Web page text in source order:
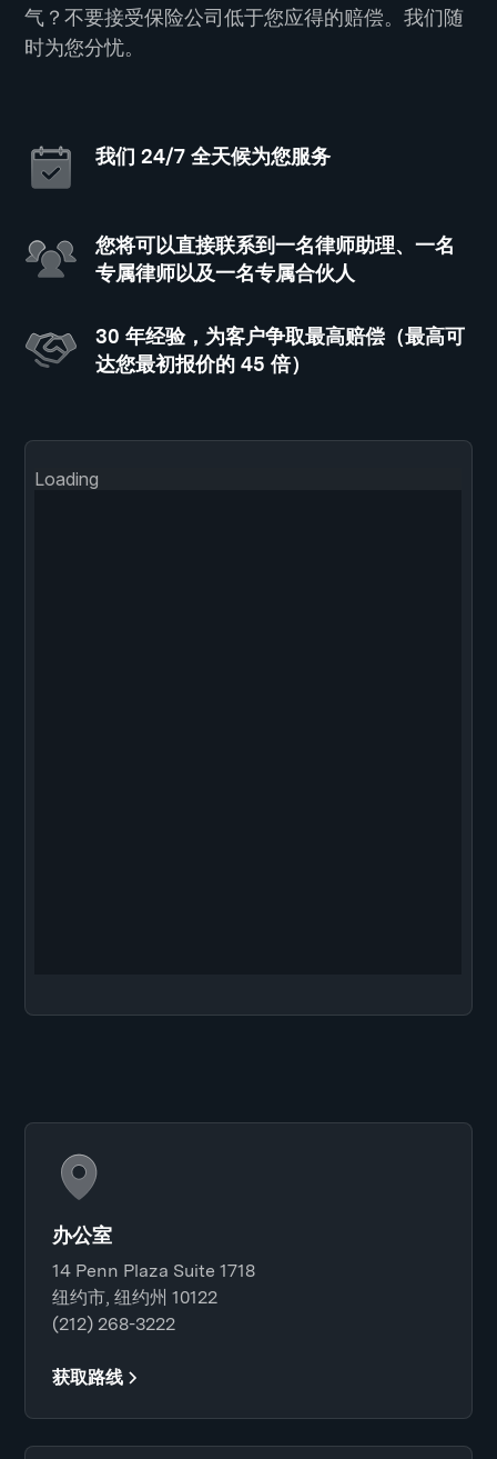
气？不要接受保险公司低于您应得的赔偿。我们随
时为您分忧。
我们 24/7 全天候为您服务
您将可以直接联系到一名律师助理、一名
专属律师以及一名专属合伙人
30 年经验，为客户争取最高赔偿（最高可
达您最初报价的 45 倍）
办公室
14 Penn Plaza Suite 1718
纽约市, 纽约州 10122
(212) 268-3222
获取路线